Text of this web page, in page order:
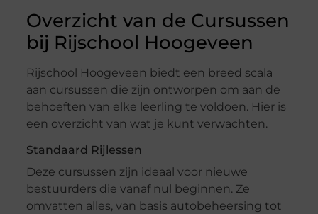
Overzicht van de Cursussen
bij Rijschool Hoogeveen
Rijschool Hoogeveen biedt een breed scala
aan cursussen die zijn ontworpen om aan de
behoeften van elke leerling te voldoen. Hier is
een overzicht van wat je kunt verwachten.
Standaard Rijlessen
Deze cursussen zijn ideaal voor nieuwe
bestuurders die vanaf nul beginnen. Ze
omvatten alles, van basis autobeheersing tot